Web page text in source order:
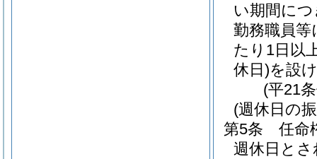
い期間に
勤務職員
たり1日以
休日)を設
(平21
(週休日の
第5条
任命
週休日と